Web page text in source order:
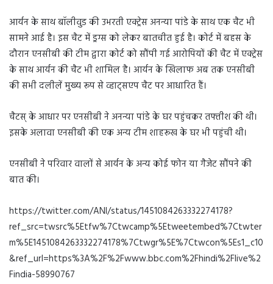
आर्यन के साथ बॉलीवुड की उभरती एक्ट्रेस अनन्या पांडे के साथ एक चैट भी
सामने आई है। इस चैट में ड्रग्स को लेकर बातचीत हुई है। कोर्ट में बहस के
दौरान एनसीबी की टीम द्वारा कोर्ट को सौंपी गई आरोपियों की चैट में एक्ट्रेस
के साथ आर्यन की चैट भी शामिल है। आर्यन के खिलाफ अब तक एनसीबी
की सभी दलीलें मुख्य रूप से व्हाट्सएप चैट पर आधारित हैं।
चैटस् के आधार पर एनसीबी ने अनन्या पांडे के घर पहुंचकर तफ्तीश की थी।
इसके अलावा एनसीबी की एक अन्य टीम शाहरूख के घर भी पहुंची थी।
एनसीबी ने परिवार वालों से आर्यन के अन्य कोई फोन या गैजेट सौंपने की
बात की।
https://twitter.com/ANI/status/1451084263332274178?
ref_src=twsrc%5Etfw%7Ctwcamp%5Etweetembed%7Ctwter
m%5E1451084263332274178%7Ctwgr%5E%7Ctwcon%5Es1_c10
&ref_url=https%3A%2F%2Fwww.bbc.com%2Fhindi%2Flive%2
Findia-58990767